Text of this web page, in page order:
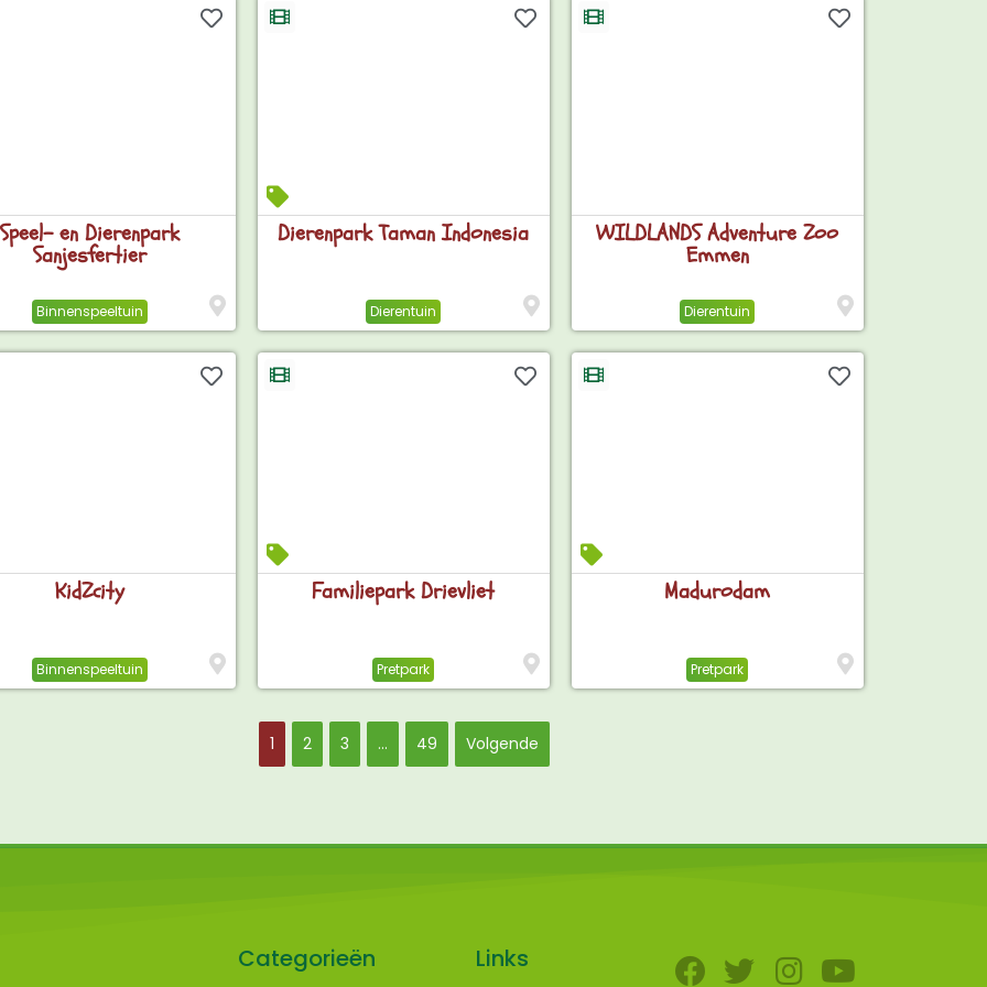
Speel- en Dierenpark
Sanjesfertier
Binnenspeeltuin
Dierenpark Taman Indonesia
Dierentuin
WILDLANDS Adventure Zoo
Emmen
Dierentuin
KidZcity
Binnenspeeltuin
Familiepark Drievliet
Pretpark
Madurodam
Pretpark
1 2 3 … 49 Volgende
Categorieën Links